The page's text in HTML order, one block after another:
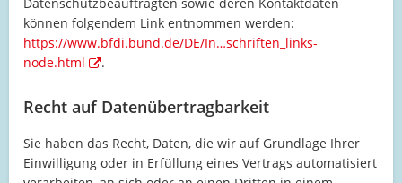
können folgendem Link entnommen werden:
https://www.bfdi.bund.de/DE/In…schriften_links-
node.html
.
Recht auf Datenübertragbarkeit
Sie haben das Recht, Daten, die wir auf Grundlage Ihrer
Einwilligung oder in Erfüllung eines Vertrags automatisiert